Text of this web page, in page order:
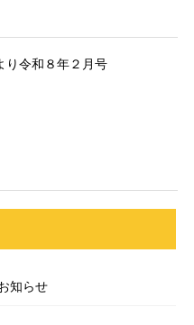
り令和８年２月号
知らせ